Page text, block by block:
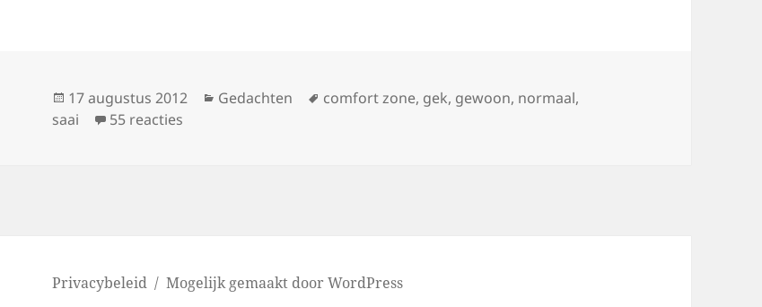
Geplaatst
op
17 augustus 2012 Categorieën
Gedachten Tags
comfort zone, gek, gewoon, normaal,
saai
55 reacties
Privacybeleid Mogelijk gemaakt door WordPress